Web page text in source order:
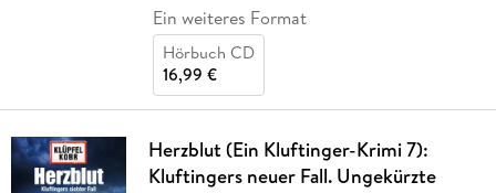
Ein weiteres Format
Hörbuch CD
16,99 €
Herzblut (Ein Kluftinger-Krimi 7):
Kluftingers neuer Fall. Ungekürzte